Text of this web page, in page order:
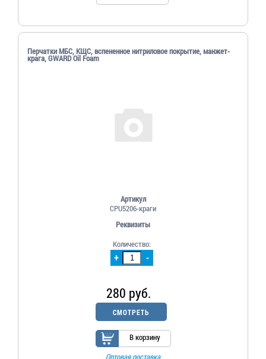
Перчатки МБС, КЩС, вспененное нитриловое покрытие, манжет-
крага, GWARD Oil Foam
Артикул
CPU5206-краги
Реквизиты
+ -
Количество:
280 руб.
СМОТРЕТЬ
В корзину
Оптовая поставка